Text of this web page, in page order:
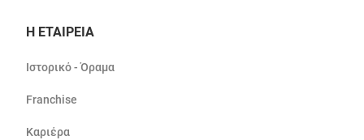
Η ΕΤΑΙΡΕΙΑ
Ιστορικό - Όραμα
Franchise
Καριέρα